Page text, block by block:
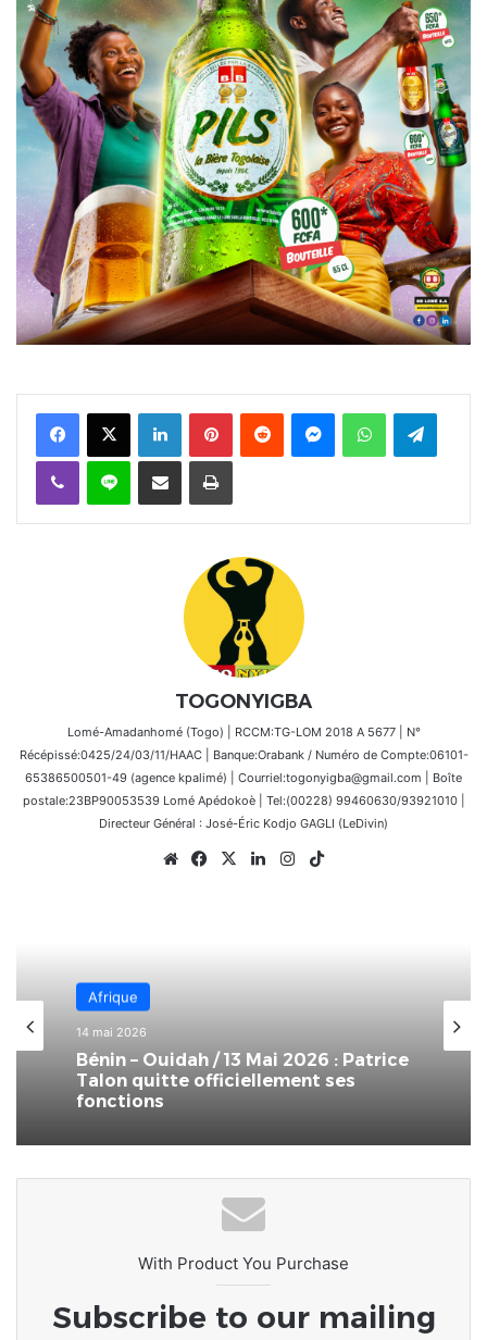
FacebookX Linkedin PinterestReddit MessengerWhatsAppTelegram
Viber Ligne Partager par email Imprimer
TOGONYIGBA
Lomé-Amadanhomé (Togo) | RCCM:TG-LOM 2018 A 5677 | N°
Récépissé:0425/24/03/11/HAAC | Banque:Orabank / Numéro de Compte:06101-
65386500501-49 (agence kpalimé) | Courriel:togonyigba@gmail.com | Boîte
postale:23BP90053539 Lomé Apédokoè | Tel:(00228) 99460630/93921010 |
Directeur Général : José-Éric Kodjo GAGLI (LeDivin)
WebsiteFacebook
X LinkedinInstagram
Afrique
14 mai 2026
Bénin – Ouidah / 13 Mai 2026 : Patrice
Talon quitte officiellement ses
fonctions
With Product You Purchase
Subscribe to our mailing